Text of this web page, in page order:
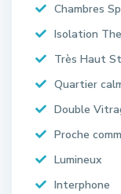
Chambres
Isolation
Très Haut
Quartier
Double
Proche
Lumineux
Interphone